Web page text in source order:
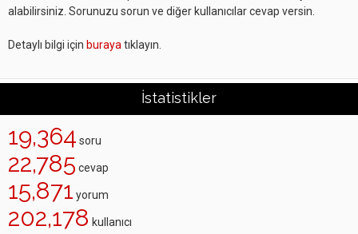
alabilirsiniz. Sorunuzu sorun ve diğer kullanıcılar cevap versin.
Detaylı bilgi için buraya tıklayın.
İstatistikler
19,364 soru
22,785 cevap
15,871 yorum
202,178 kullanıcı